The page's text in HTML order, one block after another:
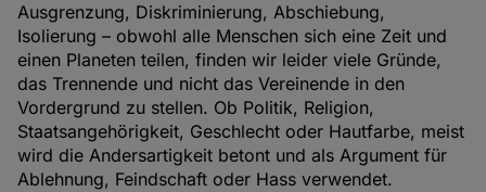
Ausgrenzung, Diskriminierung, Abschiebung,
Isolierung – obwohl alle Menschen sich eine Zeit und
einen Planeten teilen, finden wir leider viele Gründe,
das Trennende und nicht das Vereinende in den
Vordergrund zu stellen. Ob Politik, Religion,
Staatsangehörigkeit, Geschlecht oder Hautfarbe, meist
wird die Andersartigkeit betont und als Argument für
Ablehnung, Feindschaft oder Hass verwendet.